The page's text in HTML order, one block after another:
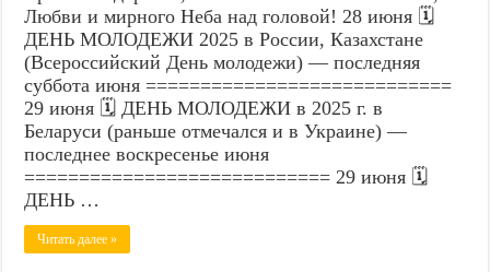
Любви и мирного Неба над головой! 28 июня 🗓️
ДЕНЬ МОЛОДЕЖИ 2025 в России, Казахстане
(Всероссийский День молодежи) — последняя
суббота июня ============================
29 июня 🗓️ ДЕНЬ МОЛОДЕЖИ в 2025 г. в
Беларуси (раньше отмечался и в Украине) —
последнее воскресенье июня
============================ 29 июня 🗓️
ДЕНЬ …
Читать далее »